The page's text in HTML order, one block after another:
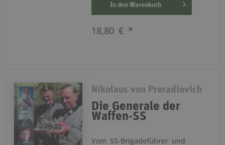
In den Warenkorb
18,80 € *
Nikolaus von Preradiovich
Die Generale der
Waffen-SS
Vom SS-Brigadeführer und